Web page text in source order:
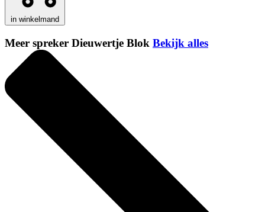
in winkelmand
Meer spreker Dieuwertje Blok Bekijk alles